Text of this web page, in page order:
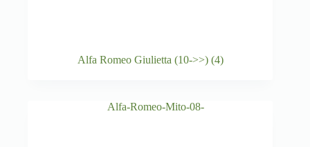
Alfa Romeo Giulietta (10->>) (4)